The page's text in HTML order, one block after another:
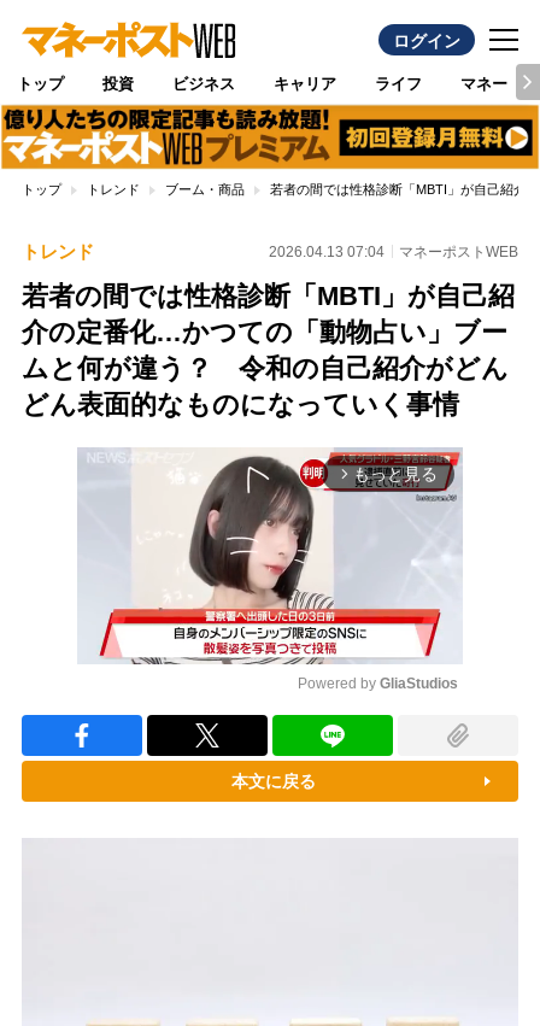
ログイン
トップ 投資 ビジネス キャリア ライフ マネー
トップ トレンド ブーム・商品 若者の間では性格診断「MBTI」が自己紹介
トレンド 2026.04.13 07:04 マネーポストWEB
若者の間では性格診断「MBTI」が自己紹
介の定番化…かつての「動物占い」ブー
ムと何が違う？ 令和の自己紹介がどん
どん表面的なものになっていく事情
arrow_forward_ios もっと見る
Powered by GliaStudios
本文に戻る